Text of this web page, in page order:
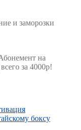
и заморозки
на
за 4000р!
боксу